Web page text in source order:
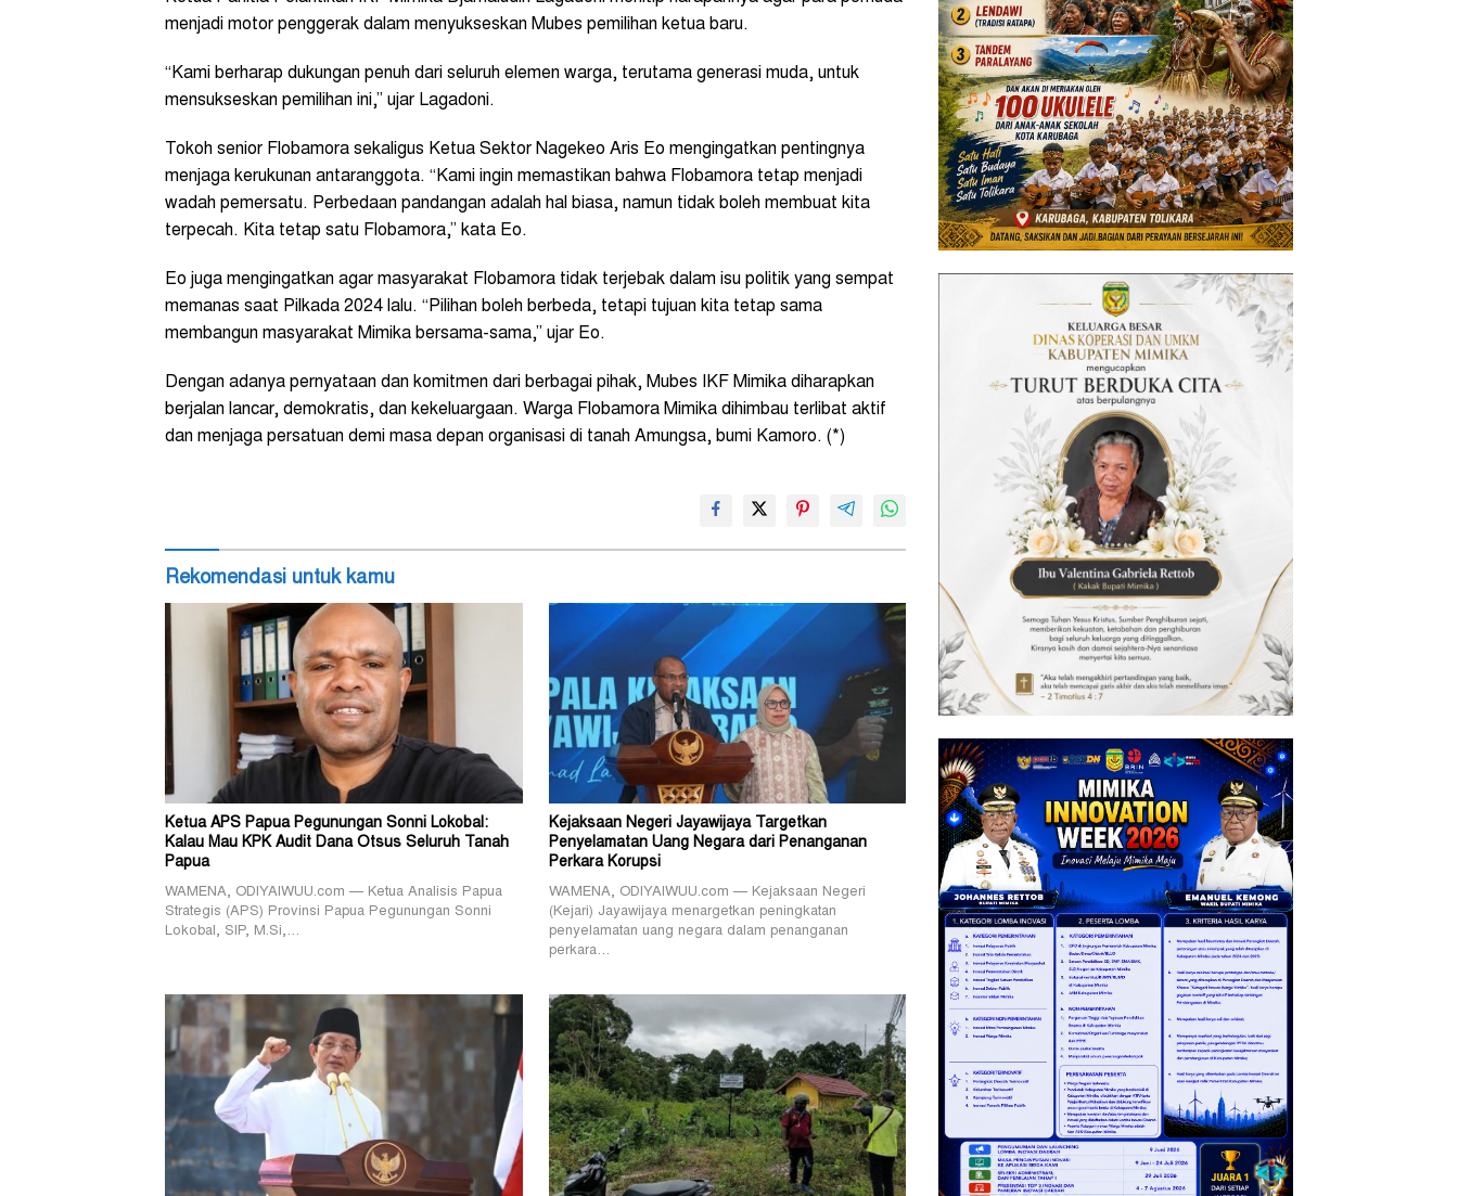
menjadi motor penggerak dalam menyukseskan Mubes pemilihan ketua baru.
“Kami berharap dukungan penuh dari seluruh elemen warga, terutama generasi muda, untuk
mensukseskan pemilihan ini,” ujar Lagadoni.
Tokoh senior Flobamora sekaligus Ketua Sektor Nagekeo Aris Eo mengingatkan pentingnya
menjaga kerukunan antaranggota. “Kami ingin memastikan bahwa Flobamora tetap menjadi
wadah pemersatu. Perbedaan pandangan adalah hal biasa, namun tidak boleh membuat kita
terpecah. Kita tetap satu Flobamora,” kata Eo.
Eo juga mengingatkan agar masyarakat Flobamora tidak terjebak dalam isu politik yang sempat
memanas saat Pilkada 2024 lalu. “Pilihan boleh berbeda, tetapi tujuan kita tetap sama
membangun masyarakat Mimika bersama-sama,” ujar Eo.
Dengan adanya pernyataan dan komitmen dari berbagai pihak, Mubes IKF Mimika diharapkan
berjalan lancar, demokratis, dan kekeluargaan. Warga Flobamora Mimika dihimbau terlibat aktif
dan menjaga persatuan demi masa depan organisasi di tanah Amungsa, bumi Kamoro. (*)
Rekomendasi untuk kamu
Ketua APS Papua Pegunungan Sonni Lokobal:
Kalau Mau KPK Audit Dana Otsus Seluruh Tanah
Papua
WAMENA, ODIYAIWUU.com — Ketua Analisis Papua
Strategis (APS) Provinsi Papua Pegunungan Sonni
Lokobal, SIP, M.Si,…
Kejaksaan Negeri Jayawijaya Targetkan
Penyelamatan Uang Negara dari Penanganan
Perkara Korupsi
WAMENA, ODIYAIWUU.com — Kejaksaan Negeri
(Kejari) Jayawijaya menargetkan peningkatan
penyelamatan uang negara dalam penanganan
perkara…